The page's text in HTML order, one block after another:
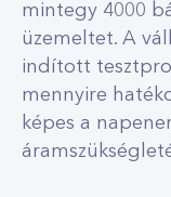
mintegy 4000
üzemeltet. A
indított
mennyire
képes a